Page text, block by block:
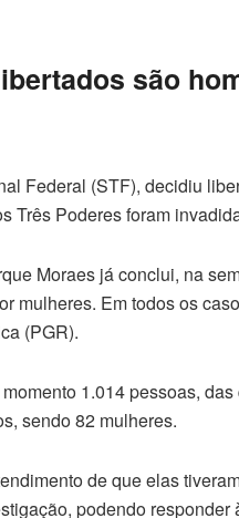
são
Federal (STF), decidiu
Três Poderes foram
Moraes já conclui, na
mulheres. Em todos os
(PGR).
1.014 pessoas,
sendo 82 mulheres.
de que elas
podendo responder